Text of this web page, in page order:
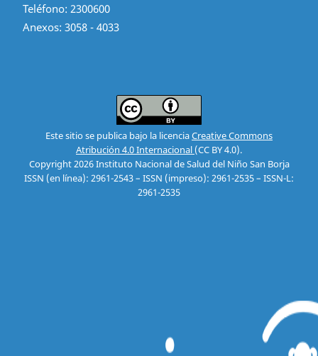
Teléfono: 2300600
Anexos: 3058 - 4033
Este sitio se publica bajo la licenciaCreative Commons
Atribución 4.0 Internacional (CC BY 4.0).
Copyright 2026 Instituto Nacional de Salud del Niño San Borja
ISSN (en línea): 2961-2543 – ISSN (impreso): 2961-2535 – ISSN-L:
2961-2535